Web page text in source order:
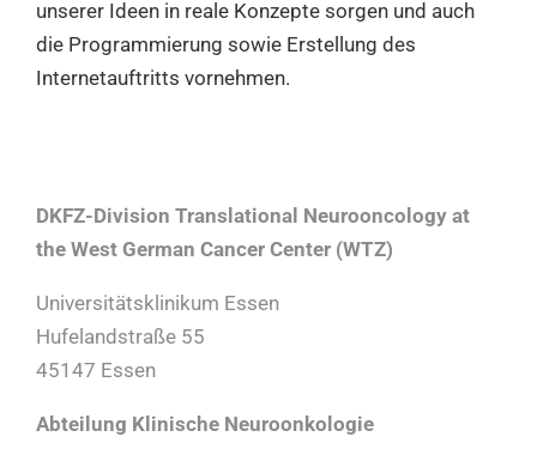
unserer Ideen in reale Konzepte sorgen und auch
die Programmierung sowie Erstellung des
Internetauftritts vornehmen.
DKFZ-Division Translational Neurooncology at
the West German Cancer Center (WTZ)
Universitätsklinikum Essen
Hufelandstraße 55
45147 Essen
Abteilung Klinische Neuroonkologie